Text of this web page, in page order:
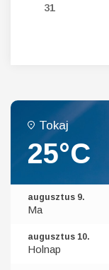
31
Tokaj
25°C
augusztus 9.
Ma
augusztus 10.
Holnap